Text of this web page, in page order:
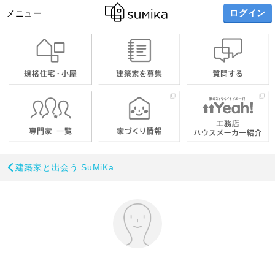
メニュー ログイン
建築家と出会う SuMiKa